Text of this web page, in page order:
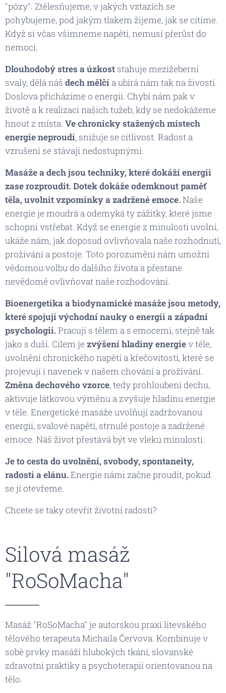
"pózy". Ztělesňujeme, v jakých vztazích se
pohybujeme, pod jakým tlakem žijeme, jak se cítíme.
Když si včas všimneme napětí, nemusí přerůst do
nemoci.
Dlouhodobý stres a úzkost stahuje mezižeberní
svaly, dělá náš dech mělčía ubírá nám tak na živosti.
Doslova přicházíme o energii. Chybí nám pak v
životě a k realizaci našich tužeb, kdy se nedokážeme
hnout z místa. Ve chronicky stažených místech
energie neproudí, snižuje se citlivost. Radost a
vzrušení se stávají nedostupnými.
Masáže a dech jsou techniky, které dokáží energii
zase rozproudit. Dotek dokáže odemknout paměť
těla, uvolnit vzpomínky a zadržené emoce.Naše
energie je moudrá a odemyká ty zážitky, které jsme
schopni vstřebat. Když se energie z minulosti uvolní,
ukáže nám, jak doposud ovlivňovala naše rozhodnutí,
prožívání a postoje. Toto porozumění nám umožní
vědomou volbu do dalšího života a přestane
nevědomě ovlivňovat naše rozhodování.
Bioenergetika a biodynamické masáže jsou metody,
které spojují východní nauky o energii a západní
psychologii.Pracují s tělem a s emocemi, stejně tak
jako s duší. Cílem je zvýšení hladiny energiev těle,
uvolnění chronického napětí a křečovitosti, které se
projevují i navenek v našem chování a prožívání.
Změna dechového vzorce, tedy prohloubení dechu,
aktivuje látkovou výměnu a zvyšuje hladinu energie
v těle. Energetické masáže uvolňují zadržovanou
energii, svalové napětí, strnulé postoje a zadržené
emoce. Náš život přestává být ve vleku minulosti.
Je to cesta do uvolnění, svobody, spontaneity,
radosti a elánu.Energie námi začne proudit, pokud
se jí otevřeme.
Chcete se taky otevřít životní radosti?
Silová masáž
"RoSoMacha"
Masáž "RoSoMacha" je autorskou praxí litevského
tělového terapeuta Michaila Červova. Kombinuje v
sobě prvky masáží hlubokých tkání, slovanské
zdravotní praktiky a psychoterapii orientovanou na
tělo.